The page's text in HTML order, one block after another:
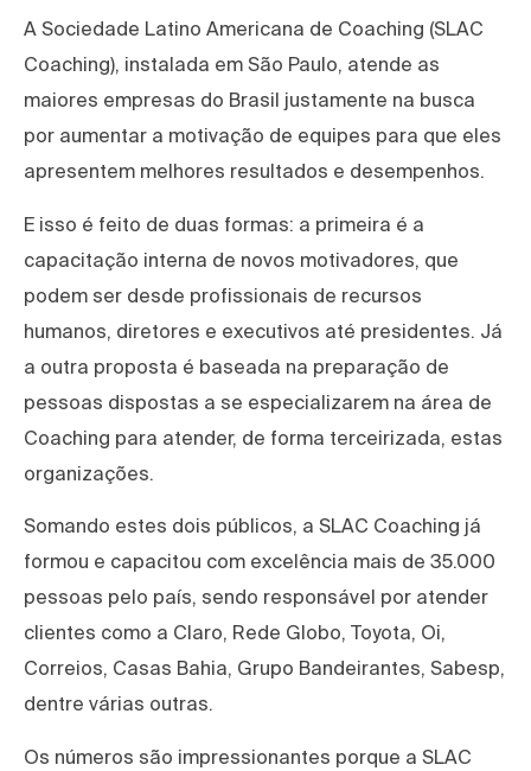
A Sociedade Latino Americana de Coaching (SLAC
Coaching), instalada em São Paulo, atende as
maiores empresas do Brasil justamente na busca
por aumentar a motivação de equipes para que eles
apresentem melhores resultados e desempenhos.
E isso é feito de duas formas: a primeira é a
capacitação interna de novos motivadores, que
podem ser desde profissionais de recursos
humanos, diretores e executivos até presidentes. Já
a outra proposta é baseada na preparação de
pessoas dispostas a se especializarem na área de
Coaching para atender, de forma terceirizada, estas
organizações.
Somando estes dois públicos, a SLAC Coaching já
formou e capacitou com excelência mais de 35.000
pessoas pelo país, sendo responsável por atender
clientes como a Claro, Rede Globo, Toyota, Oi,
Correios, Casas Bahia, Grupo Bandeirantes, Sabesp,
dentre várias outras.
Os números são impressionantes porque a SLAC